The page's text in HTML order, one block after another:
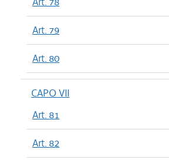
Art. 79
Art. 80
CAPO VII
Art. 81
Art. 82